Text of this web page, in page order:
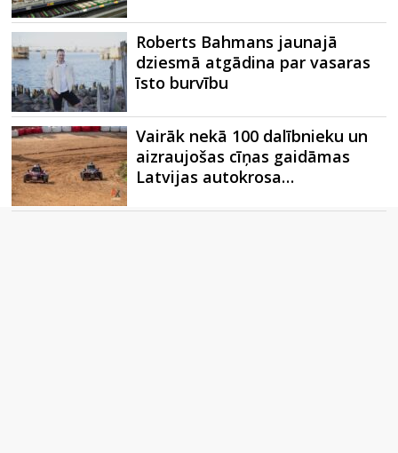
Roberts Bahmans jaunajā
dziesmā atgādina par vasaras
īsto burvību
Vairāk nekā 100 dalībnieku un
aizraujošas cīņas gaidāmas
Latvijas autokrosa…